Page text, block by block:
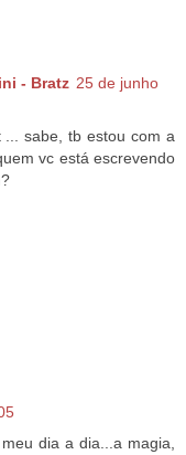
- Bratz 25 de junho
... sabe, tb estou com a
vc está escrevendo
dia a dia...a magia,